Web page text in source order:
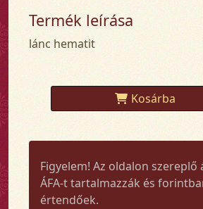
Termék leírása
lánc hematit
Kosárba
Figyelem! Az oldalon szereplő
ÁFA-t tartalmazzák és
értendőek.